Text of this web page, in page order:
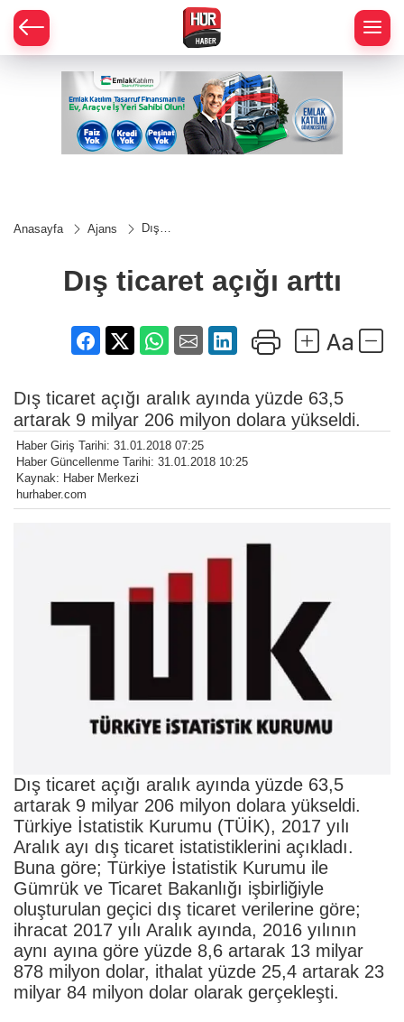
Anasayfa Ajans
Dış
Dış ticaret açığı arttı
Dış ticaret açığı aralık ayında yüzde 63,5
artarak 9 milyar 206 milyon dolara yükseldi.
Haber Giriş Tarihi: 31.01.2018 07:25
Haber Güncellenme Tarihi: 31.01.2018 10:25
Kaynak: Haber Merkezi
hurhaber.com
Dış ticaret açığı aralık ayında yüzde 63,5
artarak 9 milyar 206 milyon dolara yükseldi.
Türkiye İstatistik Kurumu (TÜİK), 2017 yılı
Aralık ayı dış ticaret istatistiklerini açıkladı.
Buna göre; Türkiye İstatistik Kurumu ile
Gümrük ve Ticaret Bakanlığı işbirliğiyle
oluşturulan geçici dış ticaret verilerine göre;
ihracat 2017 yılı Aralık ayında, 2016 yılının
aynı ayına göre yüzde 8,6 artarak 13 milyar
878 milyon dolar, ithalat yüzde 25,4 artarak 23
milyar 84 milyon dolar olarak gerçekleşti.